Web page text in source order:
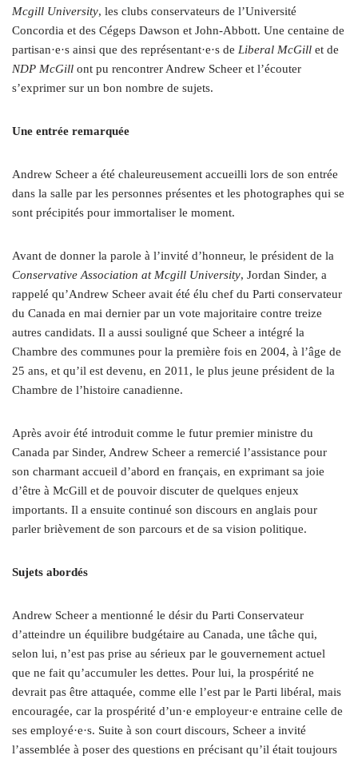
Mcgill University, les clubs conservateurs de l’Université
Concordia et des Cégeps Dawson et John-Abbott. Une centaine de
partisan·e·s ainsi que des représentant·e·s de Liberal McGill et de
NDP McGill ont pu rencontrer Andrew Scheer et l’écouter
s’exprimer sur un bon nombre de sujets.
Une entrée remarquée
Andrew Scheer a été chaleureusement accueilli lors de son entrée
dans la salle par les personnes présentes et les photographes qui se
sont précipités pour immortaliser le moment.
Avant de donner la parole à l’invité d’honneur, le président de la
Conservative Association at Mcgill University, Jordan Sinder, a
rappelé qu’Andrew Scheer avait été élu chef du Parti conservateur
du Canada en mai dernier par un vote majoritaire contre treize
autres candidats. Il a aussi souligné que Scheer a intégré la
Chambre des communes pour la première fois en 2004, à l’âge de
25 ans, et qu’il est devenu, en 2011, le plus jeune président de la
Chambre de l’histoire canadienne.
Après avoir été introduit comme le futur premier ministre du
Canada par Sinder, Andrew Scheer a remercié l’assistance pour
son charmant accueil d’abord en français, en exprimant sa joie
d’être à McGill et de pouvoir discuter de quelques enjeux
importants. Il a ensuite continué son discours en anglais pour
parler brièvement de son parcours et de sa vision politique.
Sujets abordés
Andrew Scheer a mentionné le désir du Parti Conservateur
d’atteindre un équilibre budgétaire au Canada, une tâche qui,
selon lui, n’est pas prise au sérieux par le gouvernement actuel
que ne fait qu’accumuler les dettes. Pour lui, la prospérité ne
devrait pas être attaquée, comme elle l’est par le Parti libéral, mais
encouragée, car la prospérité d’un·e employeur·e entraine celle de
ses employé·e·s. Suite à son court discours, Scheer a invité
l’assemblée à poser des questions en précisant qu’il était toujours